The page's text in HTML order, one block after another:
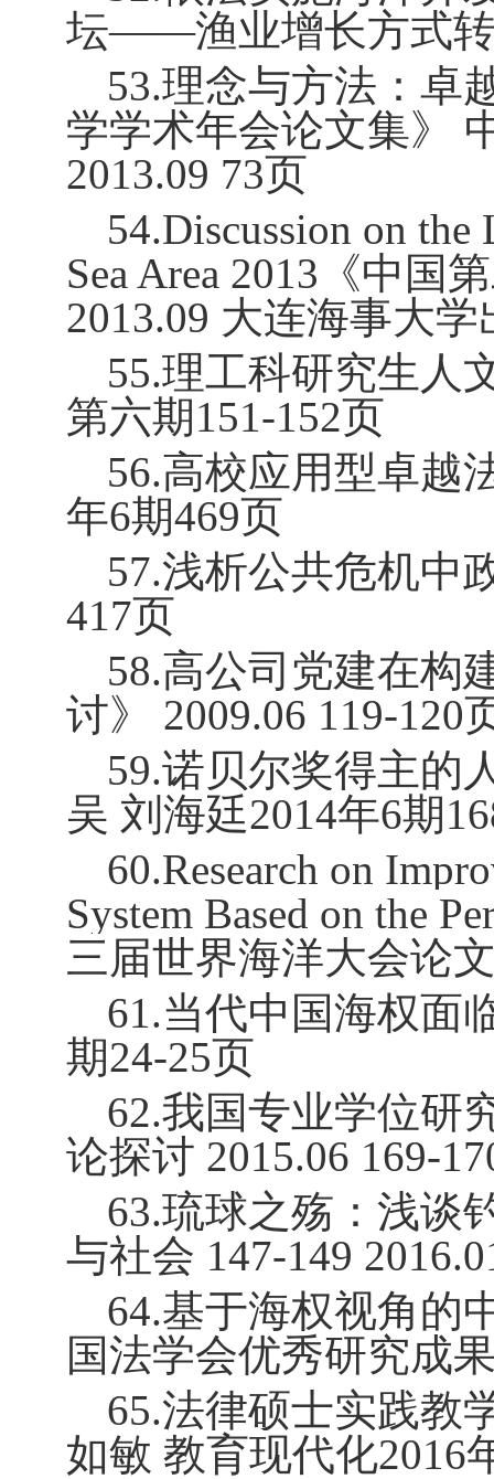
坛——渔业增长方式转
53.理念与方法：卓
学学术年会论文集》
2013.09 73页
54.Discussion on
Sea Area 2013 《中国
2013.09 大连海事大学
55.理工科研究生人
第六期151-152页
56.高校应用型卓越
年6期469页
57.浅析公共危机中
417页
58.高公司党建在构
讨》
2009.06 119-120
59.诺贝尔奖得主的
吴 刘海廷2014年6期
60.Research on
System Based on the
三届世界海洋大会论
61.当代中国海权面
期24-25页
62.我国专业学位研
论探讨 2015.06 169-
63.琉球之殇：浅谈
与社会 147-149
64.基于海权视角的
国法学会优秀研究成
65.法律硕士实践教
如敏 教育现代化2016